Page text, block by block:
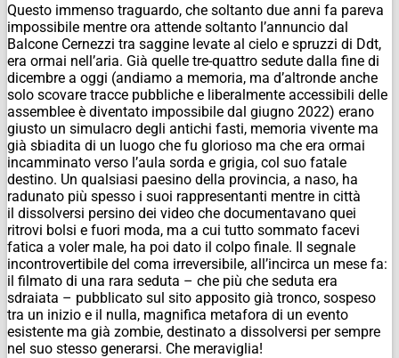
Questo immenso traguardo, che soltanto due anni fa pareva
impossibile mentre ora attende soltanto l’annuncio dal
Balcone Cernezzi tra saggine levate al cielo e spruzzi di Ddt,
era ormai nell’aria. Già quelle tre-quattro sedute dalla fine di
dicembre a oggi (andiamo a memoria, ma d’altronde anche
solo scovare tracce pubbliche e liberalmente accessibili delle
assemblee è diventato impossibile dal giugno 2022) erano
giusto un simulacro degli antichi fasti, memoria vivente ma
già sbiadita di un luogo che fu glorioso ma che era ormai
incamminato verso l’aula sorda e grigia, col suo fatale
destino. Un qualsiasi paesino della provincia, a naso, ha
radunato più spesso i suoi rappresentanti mentre in città
il dissolversi persino dei video che documentavano quei
ritrovi bolsi e fuori moda, ma a cui tutto sommato facevi
fatica a voler male, ha poi dato il colpo finale. Il segnale
incontrovertibile del coma irreversibile, all’incirca un mese fa:
il filmato di una rara seduta – che più che seduta era
sdraiata – pubblicato sul sito apposito già tronco, sospeso
tra un inizio e il nulla, magnifica metafora di un evento
esistente ma già zombie, destinato a dissolversi per sempre
nel suo stesso generarsi. Che meraviglia!